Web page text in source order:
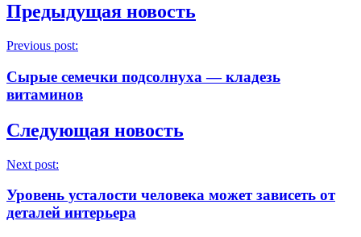
Предыдущая новость
Previous post:
Сырые семечки подсолнуха — кладезь
витаминов
Следующая новость
Next post:
Уровень усталости человека может зависеть от
деталей интерьера